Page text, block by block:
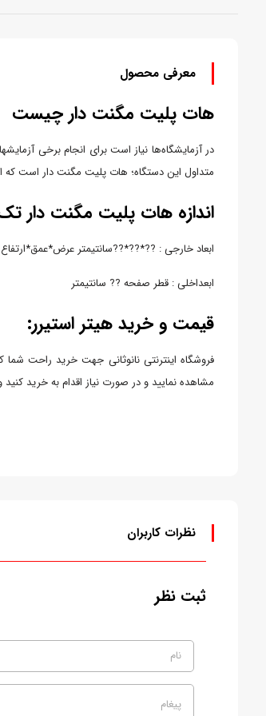
معرفی محصول
هات پلیت مگنت دار چیست
در آزمایشگاه‌ها نیاز است برای انجام برخی
متداول این دستگاه؛ هات پلیت مگنت دار است که
اندازه هات پلیت مگنت دار
ابعاد خارجی : ??*??*??سانتیمتر عرض*عمق*ارتفاع
ابعداخلی : قطر صفحه ?? سانتیمتر
قیمت و خرید هیتر استیرر:
فروشگاه اینترنتی نانوثانی جهت خرید راحت
مشاهده نمایید و در صورت نیاز اقدام به خرید
نظرات کاربران
ثبت نظر